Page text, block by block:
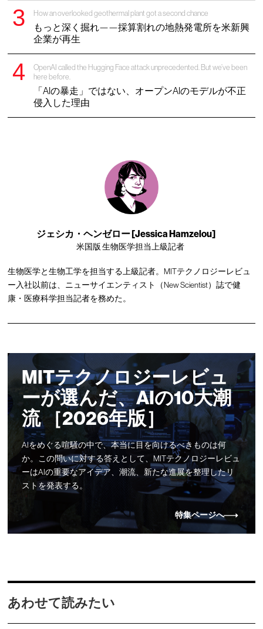
How an overlooked geothermal plant got a second chance
もっと深く掘れ——採算割れの地熱発電所を米新興
企業が再生
OpenAI called the Hugging Face attack unprecedented. But we’ve been
here before.
「AIの暴走」ではない、オープンAIのモデルが不正
侵入した理由
ジェシカ・ヘンゼロー [Jessica Hamzelou]
米国版 生物医学担当上級記者
生物医学と生物工学を担当する上級記者。MITテクノロジーレビュ
ー入社以前は、ニューサイエンティスト（New Scientist）誌で健
康・医療科学担当記者を務めた。
MITテクノロジーレビュ
ーが選んだ、AIの10大潮
流 ［2026年版］
AIをめぐる喧騒の中で、本当に目を向けるべきものは何
か。この問いに対する答えとして、MITテクノロジーレビュ
ーはAIの重要なアイデア、潮流、新たな進展を整理したリ
ストを発表する。
特集ページへ
あわせて読みたい